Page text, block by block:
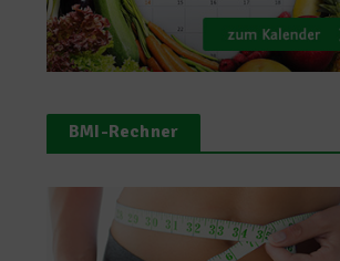
BMI-Rechner